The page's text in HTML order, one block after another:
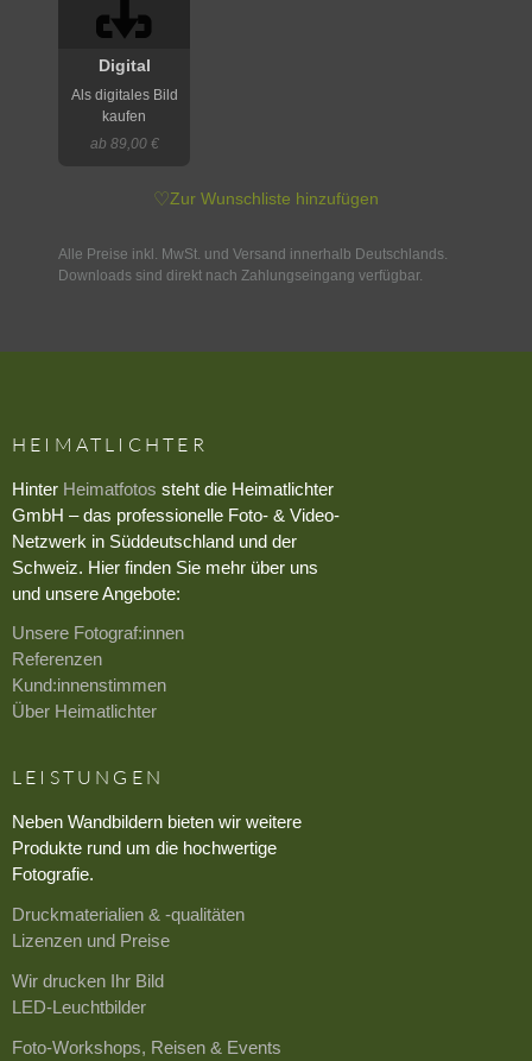
Digital
Als digitales Bild
kaufen
ab 89,00 €
♡Zur Wunschliste hinzufügen
Alle Preise inkl. MwSt. und Versand innerhalb Deutschlands.
Downloads sind direkt nach Zahlungseingang verfügbar.
HEIMATLICHTER
Hinter Heimatfotos steht die Heimatlichter
GmbH – das professionelle Foto- & Video-
Netzwerk in Süddeutschland und der
Schweiz. Hier finden Sie mehr über uns
und unsere Angebote:
Unsere Fotograf:innen
Referenzen
Kund:innenstimmen
Über Heimatlichter
LEISTUNGEN
Neben Wandbildern bieten wir weitere
Produkte rund um die hochwertige
Fotografie.
Druckmaterialien & -qualitäten
Lizenzen und Preise
Wir drucken Ihr Bild
LED-Leuchtbilder
Foto-Workshops, Reisen & Events